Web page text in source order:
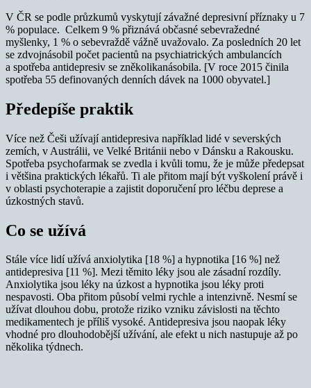
V ČR se podle průzkumů vyskytují závažné depresivní příznaky u 7
% populace. Celkem 9 % přiznává občasné sebevražedné
myšlenky, 1 % o sebevraždě vážně uvažovalo. Za posledních 20 let
se zdvojnásobil počet pacientů na psychiatrických ambulancích
a spotřeba antidepresiv se zněkolikanásobila. [V roce 2015 činila
spotřeba 55 definovaných denních dávek na 1000 obyvatel.]
Předepíše praktik
Více než Češi užívají antidepresiva například lidé v severských
zemích, v Austrálii, ve Velké Británii nebo v Dánsku a Rakousku.
Spotřeba psychofarmak se zvedla i kvůli tomu, že je může předepsat
i většina praktických lékařů. Ti ale přitom mají být vyškolení právě i
v oblasti psychoterapie a zajistit doporučení pro léčbu deprese a
úzkostných stavů.
Co se užívá
Stále více lidí užívá anxiolytika [18 %] a hypnotika [16 %] než
antidepresiva [11 %]. Mezi těmito léky jsou ale zásadní rozdíly.
Anxiolytika jsou léky na úzkost a hypnotika jsou léky proti
nespavosti. Oba přitom působí velmi rychle a intenzivně. Nesmí se
užívat dlouhou dobu, protože riziko vzniku závislosti na těchto
medikamentech je příliš vysoké. Antidepresiva jsou naopak léky
vhodné pro dlouhodobější užívání, ale efekt u nich nastupuje až po
několika týdnech.